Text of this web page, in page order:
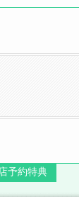
予約特典